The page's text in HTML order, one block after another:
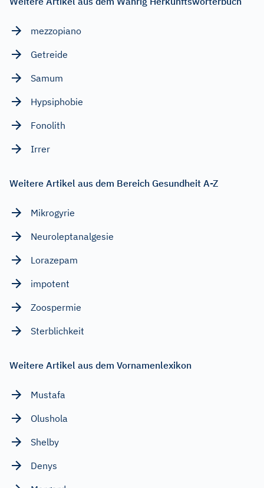
mezzopiano
Getreide
Samum
Hypsiphobie
Fonolith
Irrer
Weitere Artikel aus dem Bereich Gesundheit A-Z
Mikrogyrie
Neuroleptanalgesie
Lorazepam
impotent
Zoospermie
Sterblichkeit
Weitere Artikel aus dem Vornamenlexikon
Mustafa
Olushola
Shelby
Denys